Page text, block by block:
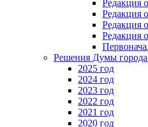
Редакция
Редакция
Редакция
Редакция
Решения Думы
2025 год
2024 год
2023 год
2022 год
2021 год
2020 год